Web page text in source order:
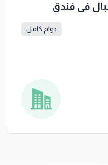
في فندق
دوام كامل